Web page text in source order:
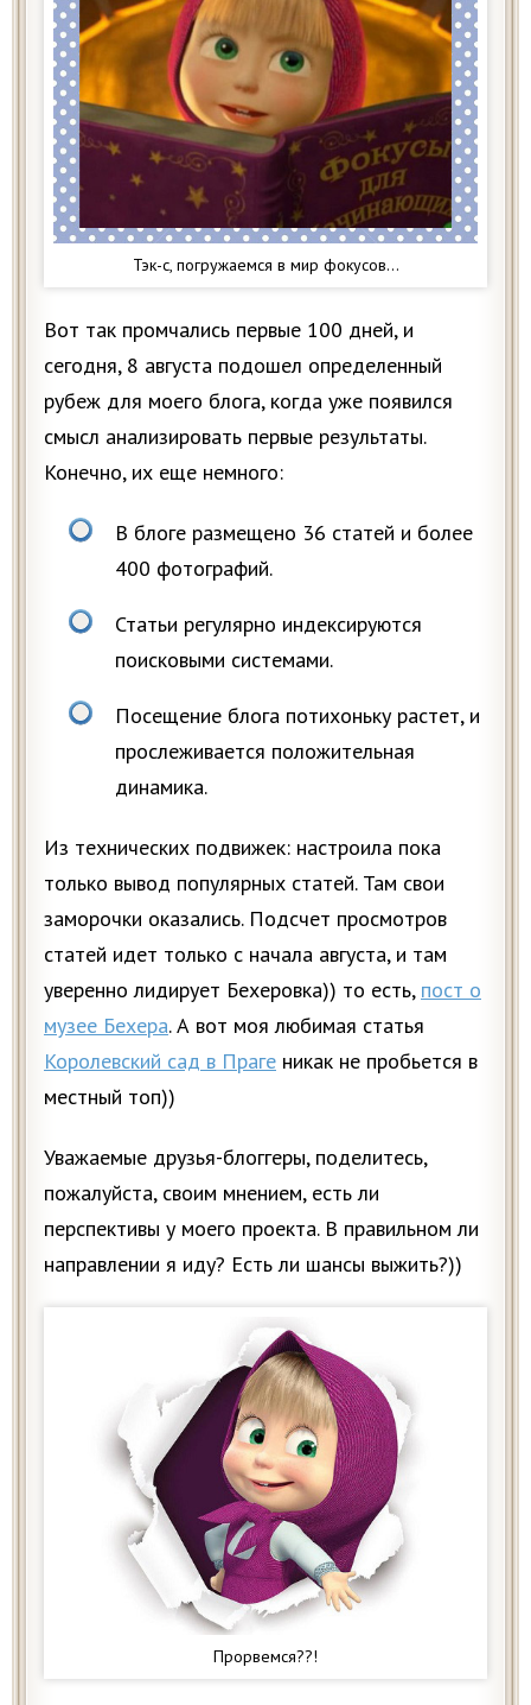
Тэк-с, погружаемся в мир фокусов…
Вот так промчались первые 100 дней, и
сегодня, 8 августа подошел определенный
рубеж для моего блога, когда уже появился
смысл анализировать первые результаты.
Конечно, их еще немного:
В блоге размещено 36 статей и более
400 фотографий.
Статьи регулярно индексируются
поисковыми системами.
Посещение блога потихоньку растет, и
прослеживается положительная
динамика.
Из технических подвижек: настроила пока
только вывод популярных статей. Там свои
заморочки оказались. Подсчет просмотров
статей идет только с начала августа, и там
уверенно лидирует Бехеровка)) то есть, пост о
музее Бехера. А вот моя любимая статья
Королевский сад в Праге никак не пробьется в
местный топ))
Уважаемые друзья-блоггеры, поделитесь,
пожалуйста, своим мнением, есть ли
перспективы у моего проекта. В правильном ли
направлении я иду? Есть ли шансы выжить?))
Прорвемся??!